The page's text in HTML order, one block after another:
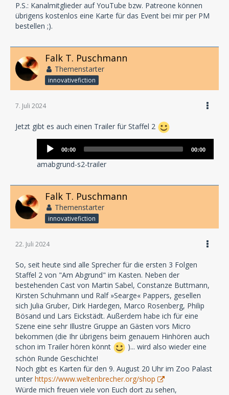
P.S.: Kanalmitglieder auf YouTube bzw. Patreone können
übrigens kostenlos eine Karte für das Event bei mir per PM
bestellen ;).
Falk T. Puschmann
Themenstarter
innovativefiction
7. Juli 2024
Jetzt gibt es auch einen Trailer für Staffel 2
Audio-
Player
00:00 00:00
amabgrund-s2-trailer
Falk T. Puschmann
Themenstarter
innovativefiction
22. Juli 2024
So, seit heute sind alle Sprecher für die ersten 3 Folgen
Staffel 2 von "Am Abgrund" im Kasten. Neben der
bestehenden Cast von Martin Sabel, Constanze Buttmann,
Kirsten Schuhmann und Ralf »Searge« Pappers, gesellen
sich Julia Gruber, Dirk Hardegen, Marco Rosenberg, Philip
Bösand und Lars Eickstädt. Außerdem habe ich für eine
Szene eine sehr Illustre Gruppe an Gästen vors Micro
bekommen (die Ihr übrigens beim genauem Hinhören auch
schon im Trailer hören könnt
)... wird also wieder eine
schön Runde Geschichte!
Noch gibt es Karten für den 9. August 20 Uhr im Zoo Palast
unter https://www.weltenbrecher.org/shop
Würde mich freuen viele von Euch dort zu sehen,